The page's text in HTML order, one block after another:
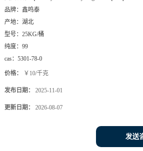
品牌： 鑫鸣泰
产地： 湖北
型号： 25KG/桶
纯度： 99
cas： 5301-78-0
价格： ￥10/千克
发布日期： 2025-11-01
更新日期： 2026-08-07
发送